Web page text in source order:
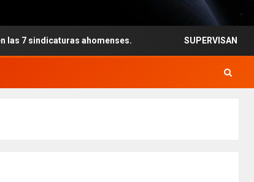
ahomenses. SUPERVISAN INSTALACIÓN DE